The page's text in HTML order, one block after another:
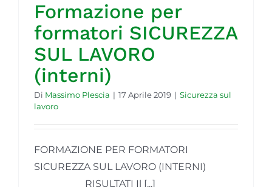
Formazione per
formatori SICUREZZA
SUL LAVORO
(interni)
Di Massimo Plescia | 17 Aprile 2019 | Sicurezza sul
lavoro
FORMAZIONE PER FORMATORI
SICUREZZA SUL LAVORO (INTERNI)
RISULTATI Il [...]